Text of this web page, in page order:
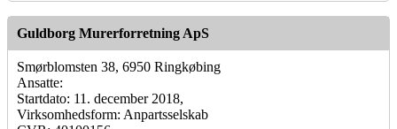
Guldborg Murerforretning ApS
Smørblomsten 38, 6950 Ringkøbing
Ansatte:
Startdato: 11. december 2018,
Virksomhedsform: Anpartsselskab